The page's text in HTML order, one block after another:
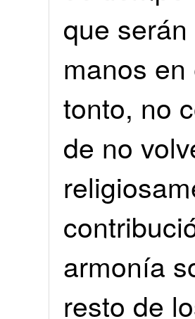
que serán
manos
tonto, no
de no
armonía
resto de